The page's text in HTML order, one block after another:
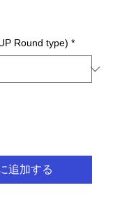
Round type) *
追加する